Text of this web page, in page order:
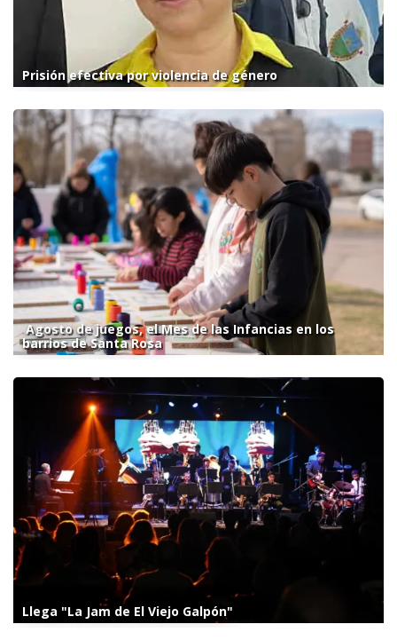
Prisión efectiva por violencia de género
Agosto de juegos, el Mes de las Infancias en los
barrios de Santa Rosa
Llega "La Jam de El Viejo Galpón"